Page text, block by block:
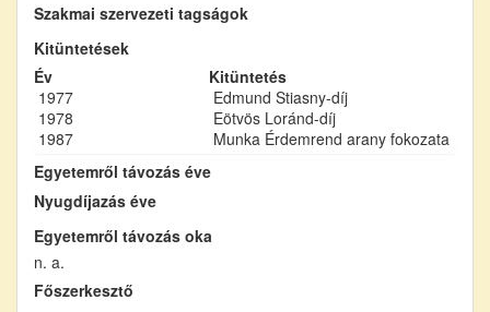
Szakmai szervezeti tagságok
Kitüntetések
Év
Kitüntetés
1977
Edmund Stiasny-díj
1978
Eötvös Loránd-díj
1987
Munka Érdemrend arany fokozata
Egyetemről távozás éve
Nyugdíjazás éve
Egyetemről távozás oka
n. a.
Főszerkesztő